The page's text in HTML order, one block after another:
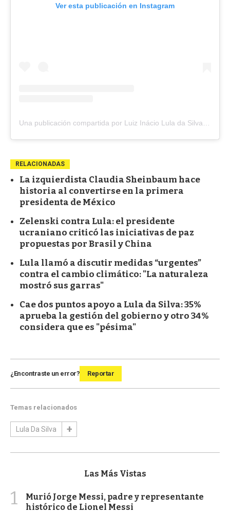
Ver esta publicación en Instagram
RELACIONADAS
La izquierdista Claudia Sheinbaum hace
historia al convertirse en la primera
presidenta de México
Zelenski contra Lula: el presidente
ucraniano criticó las iniciativas de paz
propuestas por Brasil y China
Lula llamó a discutir medidas “urgentes”
contra el cambio climático: "La naturaleza
mostró sus garras"
Cae dos puntos apoyo a Lula da Silva: 35%
aprueba la gestión del gobierno y otro 34%
considera que es "pésima"
¿Encontraste un error? Reportar
Temas relacionados
Lula Da Silva
Las Más Vistas
1
Murió Jorge Messi, padre y representante
histórico de Lionel Messi